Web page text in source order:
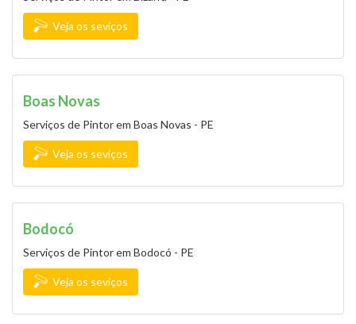
Veja os seviços
Boas Novas
Serviços de Pintor em Boas Novas - PE
Veja os seviços
Bodocó
Serviços de Pintor em Bodocó - PE
Veja os seviços